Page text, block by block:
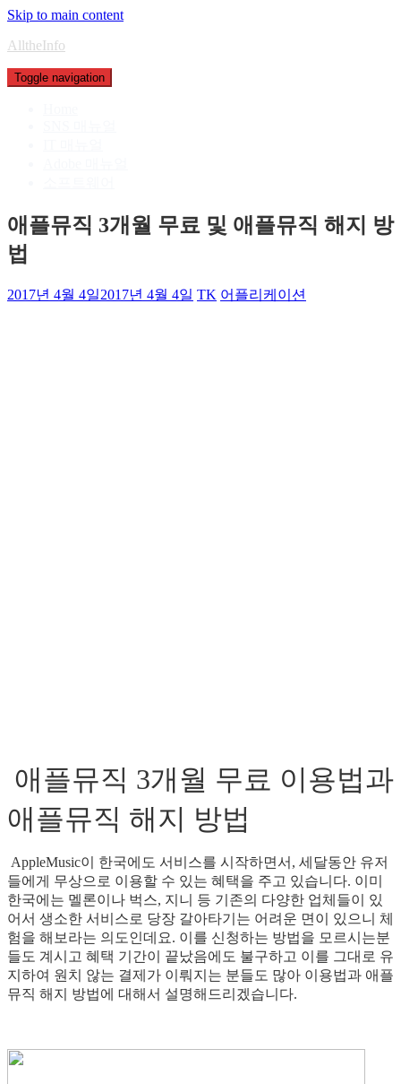
Skip to main content
AlltheInfo
Toggle navigation
애플뮤직 3개월 무료 및 애플뮤직 해지 방
법
2017년 4월 4일2017년 4월 4일 TK 어플리케이션
애플뮤직 3개월 무료 이용법과
애플뮤직 해지 방법
AppleMusic이 한국에도 서비스를 시작하면서, 세달동안 유저
들에게 무상으로 이용할 수 있는 혜택을 주고 있습니다. 이미
한국에는 멜론이나 벅스, 지니 등 기존의 다양한 업체들이 있
어서 생소한 서비스로 당장 갈아타기는 어려운 면이 있으니 체
험을 해보라는 의도인데요. 이를 신청하는 방법을 모르시는분
들도 계시고 혜택 기간이 끝났음에도 불구하고 이를 그대로 유
지하여 원치 않는 결제가 이뤄지는 분들도 많아 이용법과 애플
뮤직 해지 방법에 대해서 설명해드리겠습니다.